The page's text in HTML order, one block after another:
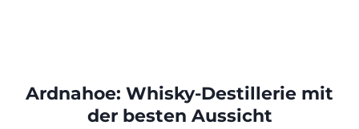
Ardnahoe: Whisky-Destillerie mit
der besten Aussicht